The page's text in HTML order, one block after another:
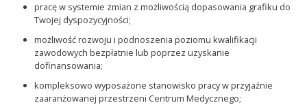
pracę w systemie zmian z możliwością dopasowania grafiku do
Twojej dyspozycyjności;
możliwość rozwoju i podnoszenia poziomu kwalifikacji
zawodowych bezpłatnie lub poprzez uzyskanie
dofinansowania;
kompleksowo wyposażone stanowisko pracy w przyjaźnie
zaaranżowanej przestrzeni Centrum Medycznego;